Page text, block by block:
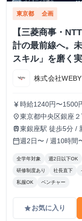
東京都 企画
【三菱商事・
計の最前線へ。
スキル」を磨く
株式会社WEBY
currency_yen 時給1240円〜1500
place東京都中央区銀座
train東銀座駅 徒歩5分 /
calendar_today週2日〜 / 週10時間
全学年対象 週2日以下OK
研修制度あり 社長直下
私服OK ベンチャー
gradeお気に入り